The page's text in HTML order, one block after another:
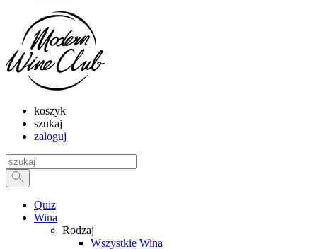
koszyk
szukaj
zaloguj
Quiz
Wina
Rodzaj
Wszystkie Wina